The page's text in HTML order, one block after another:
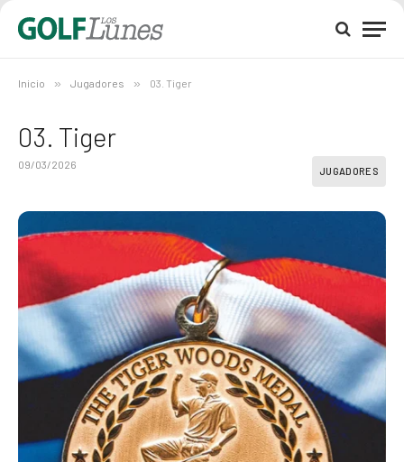
Inicio » Jugadores » 03. Tiger
03. Tiger
09/03/2026
JUGADORES